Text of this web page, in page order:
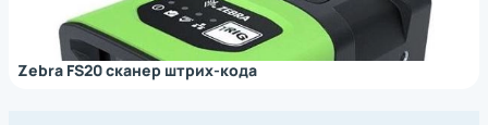
Zebra FS20 сканер штрих-кода